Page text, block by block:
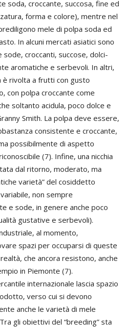
soda, croccante, succosa, fine ed
forma e colore), mentre nel
mele di polpa soda ed
In alcuni mercati asiatici sono
croccanti, succose, dolci-
aromatiche e serbevoli. In altri,
è rivolta a frutti con gusto
con polpa croccante come
soltanto acidula, poco dolce e
Smith. La polpa deve essere,
consistente e croccante,
possibilmente di aspetto
(7). Infine, una nicchia
dal ritorno, moderato, ma
varietà” del cosiddetto
non sempre
e sode, in genere anche poco
gustative e serbevoli).
al momento,
spazi per occuparsi di queste
che ancora resistono, anche
in Piemonte (7).
internazionale lascia spazio
verso cui si devono
anche le varietà di mele
gli obiettivi del “breeding” sta